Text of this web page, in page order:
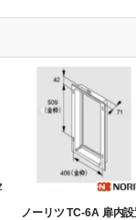
ノーリツ TC-6A 扉内